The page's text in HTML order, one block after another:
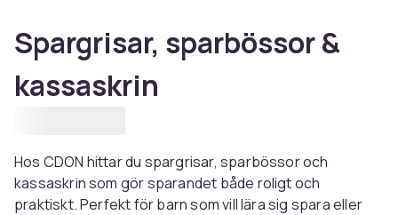
Spargrisar, sparbössor &
kassaskrin
Hos CDON hittar du spargrisar, sparbössor och
kassaskrin som gör sparandet både roligt och
praktiskt. Perfekt för barn som vill lära sig spara eller